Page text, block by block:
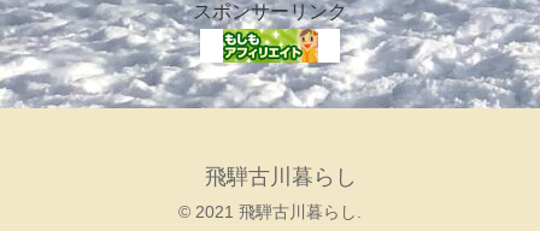
スポンサーリンク
飛騨古川暮らし
© 2021 飛騨古川暮らし.